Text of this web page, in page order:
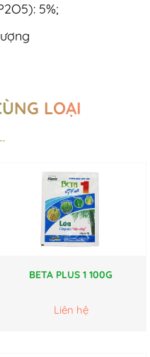
5%;
LOẠI
BETA PLUS 1 100G
Liên hệ